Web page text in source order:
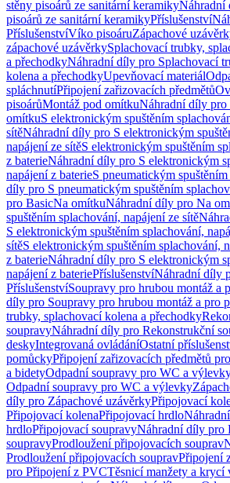
stěny pisoárů ze sanitární keramikyNáhradní
pisoárů ze sanitární keramikyPříslušenství
PříslušenstvíVíko pisoáruZápachové
zápachové uzávěrkySplachovací trubky,
a přechodkyNáhradní díly pro Splachovací
kolena a přechodkyUpevňovací materiál
spláchnutíPřipojení zařizovacích předmětů
pisoárůMontáž pod omítkuNáhradní díly pro
omítkuS elektronickým spuštěním
sítěNáhradní díly pro S elektronickým
napájení ze sítěS elektronickým spuštěním
z baterieNáhradní díly pro S elektronickým
napájení z baterieS pneumatickým
díly pro S pneumatickým spuštěním
pro BasicNa omítkuNáhradní díly pro Na
spuštěním splachování, napájení ze sítě
S elektronickým spuštěním splachování,
sítěS elektronickým spuštěním splachování,
z baterieNáhradní díly pro S elektronickým
napájení z bateriePříslušenstvíNáhradní díly
PříslušenstvíSoupravy pro hrubou montáž a
díly pro Soupravy pro hrubou montáž a pro
trubky, splachovací kolena a přechodky
soupravyNáhradní díly pro Rekonstrukční
deskyIntegrovaná ovládáníOstatní
pomůckyPřipojení zařizovacích předmětů
a bidetyOdpadní soupravy pro WC a
Odpadní soupravy pro WC a výlevky
díly pro Zápachové uzávěrkyPřipojovací
Připojovací kolenaPřipojovací hrdlo
hrdloPřipojovací soupravyNáhradní díly pro
soupravyProdloužení připojovacích souprav
Prodloužení připojovacích soupravPřipojení
pro Připojení z PVCTěsnicí manžety a krycí